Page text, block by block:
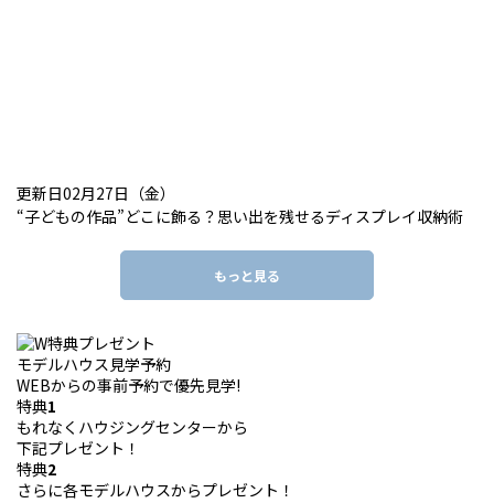
更新日02月27日（金）
“子どもの作品”どこに飾る？思い出を残せるディスプレイ収納術
もっと見る
モデルハウス見学予約
WEBからの事前予約で優先見学!
特典1
もれなくハウジングセンターから
下記プレゼント！
特典2
さらに各モデルハウスからプレゼント！